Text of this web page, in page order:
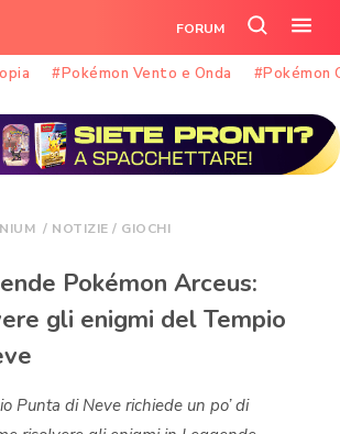
FORUM
Cerca
nel il
#Pokémon Vento e Onda #Pokémon
/ NOTIZIE / GIOCHI
Pokémon Arceus:
gli enigmi del Tempio
Punta di Neve richiede un po’ di